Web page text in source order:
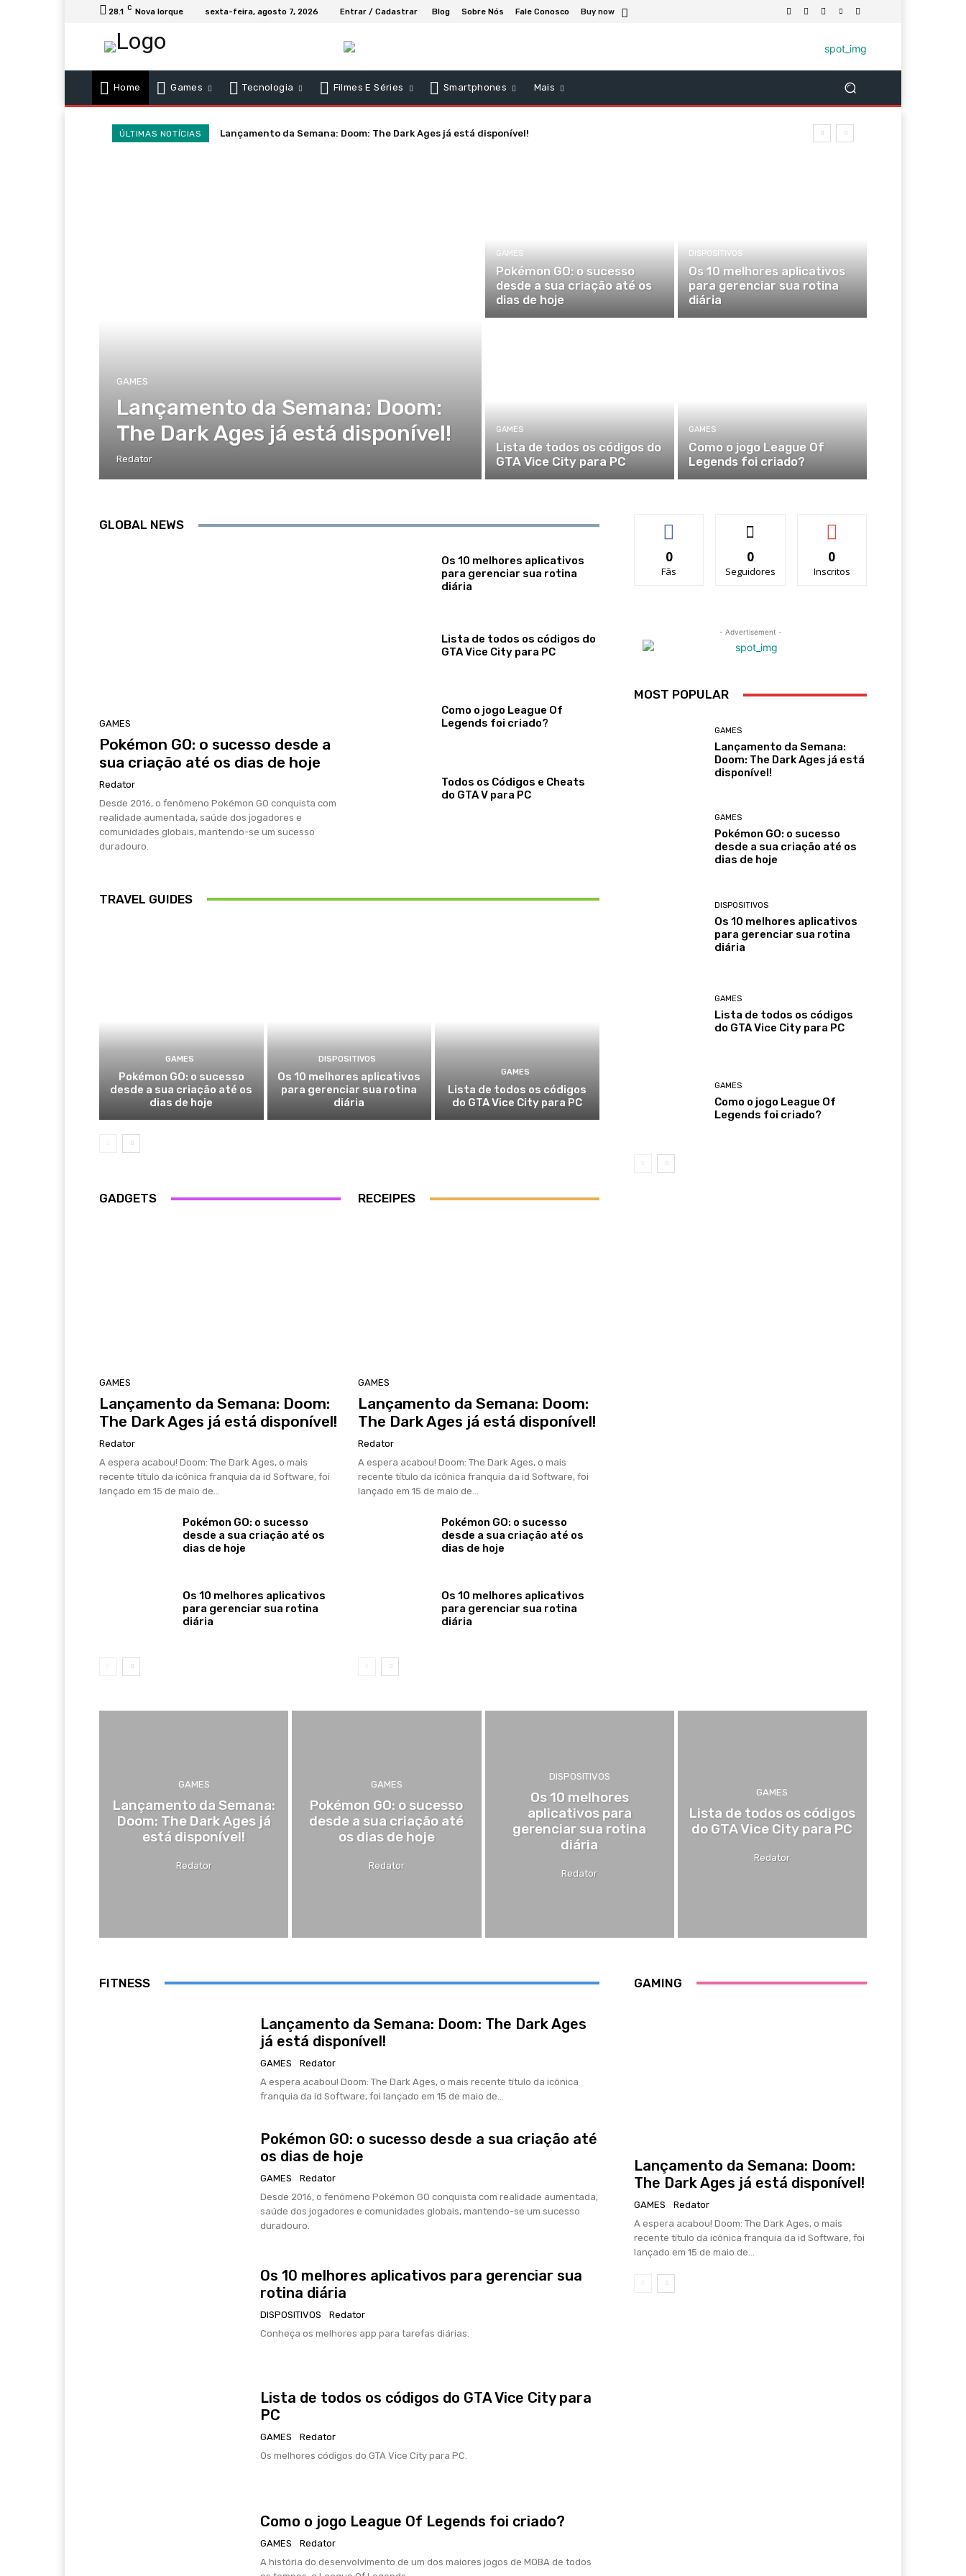
28.1 C Nova Iorque sexta-feira, agosto 7, 2026 Entrar / Cadastrar Blog Sobre Nós Fale Conosco Buy now
Home Games Tecnologia Filmes E Séries Smartphones Mais
ÚLTIMAS NOTÍCIAS Lançamento da Semana: Doom: The Dark Ages já está disponível!
GAMES
Lançamento da Semana: Doom:
The Dark Ages já está disponível!
Redator
GAMES
Pokémon GO: o sucesso
desde a sua criação até os
dias de hoje
DISPOSITIVOS
Os 10 melhores aplicativos
para gerenciar sua rotina
diária
GAMES
Lista de todos os códigos do
GTA Vice City para PC
GAMES
Como o jogo League Of
Legends foi criado?
GLOBAL NEWS
GAMES
Pokémon GO: o sucesso desde a
sua criação até os dias de hoje
Redator
Desde 2016, o fenômeno Pokémon GO conquista com
realidade aumentada, saúde dos jogadores e
comunidades globais, mantendo-se um sucesso
duradouro.
Os 10 melhores aplicativos
para gerenciar sua rotina
diária
Lista de todos os códigos do
GTA Vice City para PC
Como o jogo League Of
Legends foi criado?
Todos os Códigos e Cheats
do GTA V para PC
TRAVEL GUIDES
GAMES
Pokémon GO: o sucesso
desde a sua criação até os
dias de hoje
DISPOSITIVOS
Os 10 melhores aplicativos
para gerenciar sua rotina
diária
GAMES
Lista de todos os códigos
do GTA Vice City para PC
GADGETS
GAMES
Lançamento da Semana: Doom:
The Dark Ages já está disponível!
Redator
A espera acabou! Doom: The Dark Ages, o mais
recente título da icônica franquia da id Software, foi
lançado em 15 de maio de...
Pokémon GO: o sucesso
desde a sua criação até os
dias de hoje
Os 10 melhores aplicativos
para gerenciar sua rotina
diária
RECEIPES
GAMES
Lançamento da Semana: Doom:
The Dark Ages já está disponível!
Redator
A espera acabou! Doom: The Dark Ages, o mais
recente título da icônica franquia da id Software, foi
lançado em 15 de maio de...
Pokémon GO: o sucesso
desde a sua criação até os
dias de hoje
Os 10 melhores aplicativos
para gerenciar sua rotina
diária
0
Fãs
0
Seguidores
0
Inscritos
- Advertisement -
MOST POPULAR
GAMES
Lançamento da Semana:
Doom: The Dark Ages já está
disponível!
GAMES
Pokémon GO: o sucesso
desde a sua criação até os
dias de hoje
DISPOSITIVOS
Os 10 melhores aplicativos
para gerenciar sua rotina
diária
GAMES
Lista de todos os códigos
do GTA Vice City para PC
GAMES
Como o jogo League Of
Legends foi criado?
GAMES
Lançamento da Semana:
Doom: The Dark Ages já
está disponível!
Redator
GAMES
Pokémon GO: o sucesso
desde a sua criação até
os dias de hoje
Redator
DISPOSITIVOS
Os 10 melhores
aplicativos para
gerenciar sua rotina
diária
Redator
GAMES
Lista de todos os códigos
do GTA Vice City para PC
Redator
FITNESS
Lançamento da Semana: Doom: The Dark Ages
já está disponível!
GAMES
Redator
A espera acabou! Doom: The Dark Ages, o mais recente título da icônica
franquia da id Software, foi lançado em 15 de maio de...
Pokémon GO: o sucesso desde a sua criação até
os dias de hoje
GAMES
Redator
Desde 2016, o fenômeno Pokémon GO conquista com realidade aumentada,
saúde dos jogadores e comunidades globais, mantendo-se um sucesso
duradouro.
Os 10 melhores aplicativos para gerenciar sua
rotina diária
DISPOSITIVOS
Redator
Conheça os melhores app para tarefas diárias.
Lista de todos os códigos do GTA Vice City para
PC
GAMES
Redator
Os melhores códigos do GTA Vice City para PC.
Como o jogo League Of Legends foi criado?
GAMES
Redator
A história do desenvolvimento de um dos maiores jogos de MOBA de todos
GAMING
Lançamento da Semana: Doom:
The Dark Ages já está disponível!
GAMES
Redator
A espera acabou! Doom: The Dark Ages, o mais
recente título da icônica franquia da id Software, foi
lançado em 15 de maio de...